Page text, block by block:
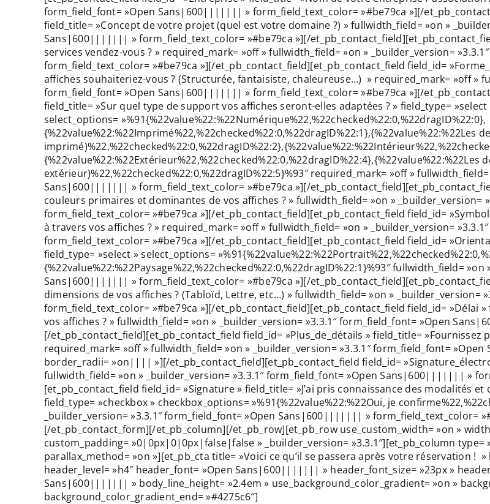
form_field_font= »Open Sans|600||||||| » form_field_text_color= »#be79ca »][/
field_title= »Concept de votre projet (quel est votre domaine ?) » fullwidth_field= »on »
Sans|600||||||| » form_field_text_color= »#be79ca »][/
services vendez-vous ? » required_mark= »off » fullwidth_field= »on » _builder_version=
form_field_text_color= »#be79ca »][/et_pb_contact_field][et_pb_contact_field field_id=
affiches souhaiteriez-vous ? (Structurée, fantaisiste, chaleureuse…) » required_mark= »off »
form_field_font= »Open Sans|600||||||| » form_field_text_color= »#be79ca »][/
field_title= »Sur quel type de support vos affiches seront-elles adaptées ? » field_type= »select
select_options= »%91{%22value%22:%22Numérique%22,%22checked%22:0,%22dragID%22:0},
{%22value%22:%22Imprimé%22,%22checked%22:0,%22dragID%22:1},{%22value%22:%22Les
{%22value%22:%22Extérieur%22,%22checked%22:0,%22dragID%22:4},{%22value%22:%22Les
extérieur)%22,%22checked%22:0,%22dragID%22:5}%93″ required_mark= »off »
Sans|600||||||| » form_field_text_color= »#be79ca »][/
couleurs primaires et dominantes de vos affiches ? » fullwidth_field= »on »
form_field_text_color= »#be79ca »][/et_pb_contact_field][et_pb_contact_field field_id=
à travers vos affiches ? » required_mark= »off » fullwidth_field= »on » _builder_version=
form_field_text_color= »#be79ca »][/et_pb_contact_field][et_pb_contact_field field_id=
field_type= »select » select_options=
{%22value%22:%22Paysage%22,%22checked%22:0,%22dragID%22:1}%93″ fullwidth_field=
Sans|600||||||| » form_field_text_color= »#be79ca »][/
dimensions de vos affiches ? (Tabloïd, Lettre, etc…) » fullwidth_field= »on »
form_field_text_color= »#be79ca »][/et_pb_contact_field][et_pb_contact_field field_id= »Délai
vos affiches ? » fullwidth_field= »on » _builder_version= »3.3.1″ form_field_font= »Open
[/et_pb_contact_field][et_pb_contact_field field_id= »Plus_de_détails » field_title=
required_mark= »off » fullwidth_field= »on » _builder_version= »3.3.1″ form_field_font=
border_radii= »on|||| »][/et_pb_contact_field][et_pb_contact_field field_id=
fullwidth_field= »on » _builder_version= »3.3.1″ form_field_font= »Open Sans|600||||||| »
[et_pb_contact_field field_id= »Signature » field_title= »J’ai pris connaissance des modalités
field_type= »checkbox » checkbox_options= »%91{%22value%22:%22Oui, je
_builder_version= »3.3.1″ form_field_font= »Open Sans|600||||||| » form_field_text_color=
[/et_pb_contact_form][/et_pb_column][/et_pb_row][et_pb_row use_custom_width= »on »
custom_padding= »0|0px|0|0px|false|false » _builder_version= »3.3.1″][et_pb_column type=
parallax_method= »on »][et_pb_cta title= »Voici ce qu’il se passera après votre réservation !
header_level= »h4″ header_font= »Open Sans|600||||||| » header_font_size= »23px »
Sans|600||||||| » body_line_height= »2.4em » use_background_color_gradient= »on »
background_color_gradient_end= »#4275c6″]